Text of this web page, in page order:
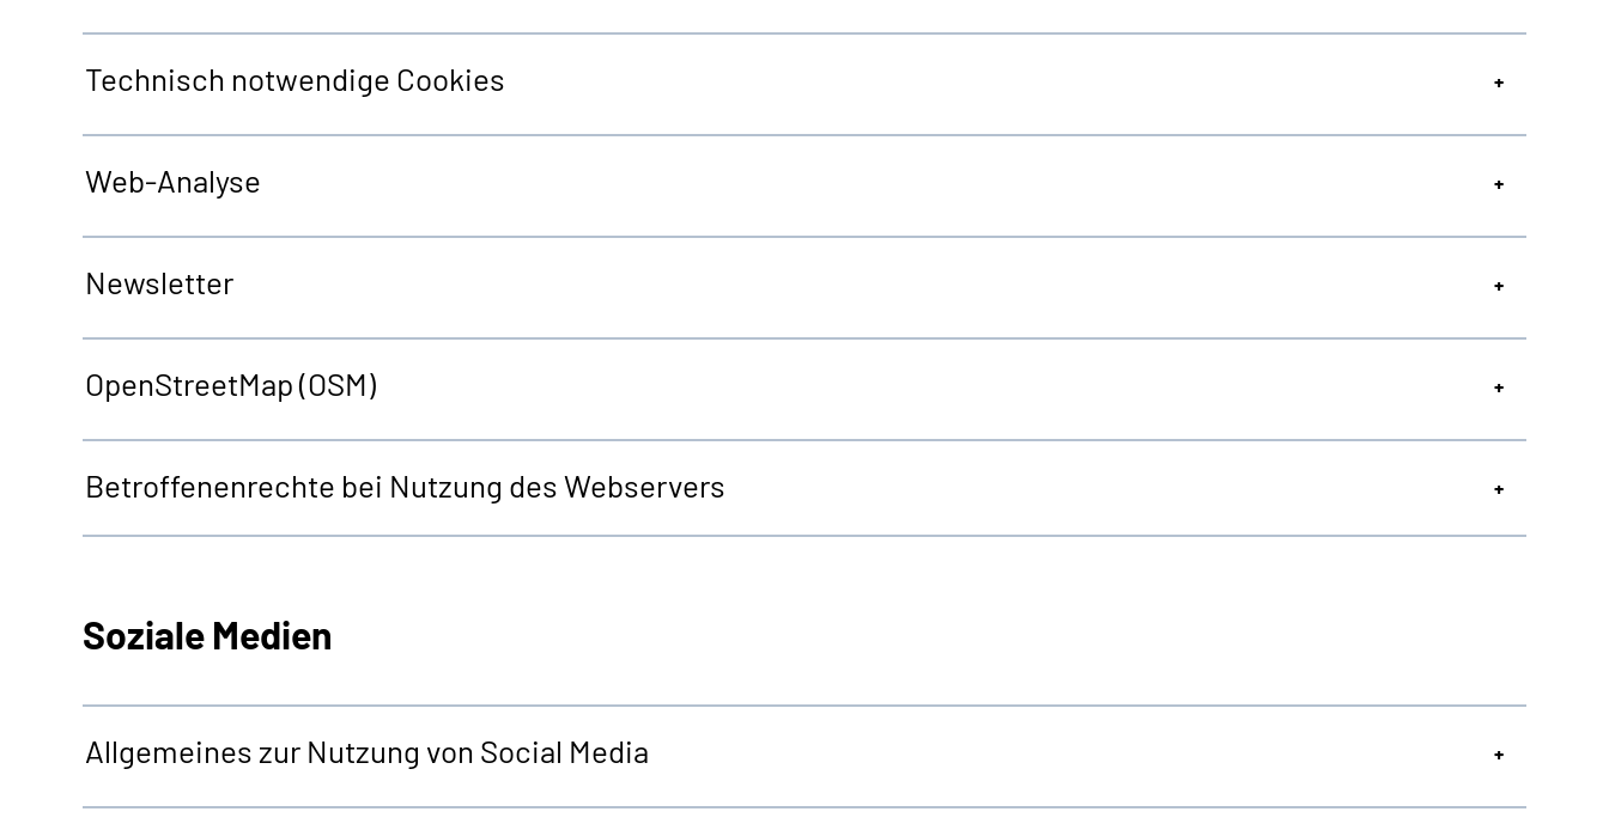
Technisch notwendige Cookies
Web-Analyse
Newsletter
OpenStreetMap(OSM)
Betroffenenrechte bei Nutzung des Webservers
Soziale Medien
Allgemeines zur Nutzung von Social Media